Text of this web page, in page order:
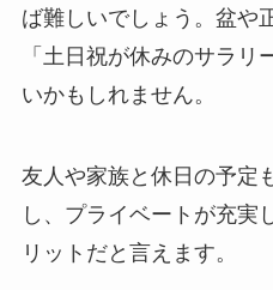
ば難しいでしょう。盆や
「土日祝が休みのサラ
いかもしれません。
友人や家族と休日の予定
し、プライベートが充実
リットだと言えます。